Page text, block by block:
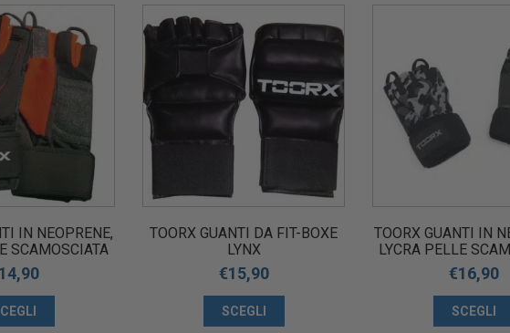
IN NEOPRENE,
SCAMOSCIATA
PESI
035 AHF-036
14,90
TOORX GUANTI DA FIT-BOXE
LYNX
€15,90
SCEGLI
TOORX GUANTI IN
LYCRA PELLE
PER
AHF-244 AHF-245
€16,90
SCEGLI